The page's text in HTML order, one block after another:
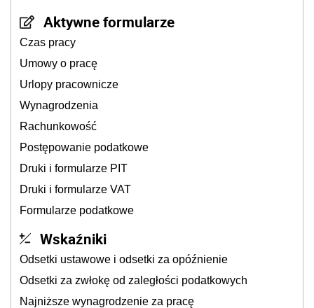
Aktywne formularze
Czas pracy
Umowy o pracę
Urlopy pracownicze
Wynagrodzenia
Rachunkowość
Postępowanie podatkowe
Druki i formularze PIT
Druki i formularze VAT
Formularze podatkowe
Wskaźniki
Odsetki ustawowe i odsetki za opóźnienie
Odsetki za zwłokę od zaległości podatkowych
Najniższe wynagrodzenie za pracę